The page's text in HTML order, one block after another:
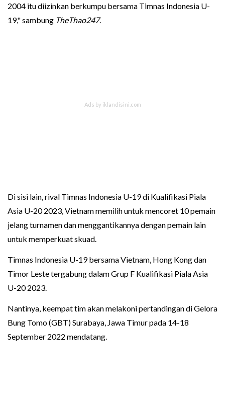
2004 itu diizinkan berkumpu bersama Timnas Indonesia U-
19," sambung TheThao247.
Di sisi lain, rival Timnas Indonesia U-19 di Kualifikasi Piala
Asia U-20 2023, Vietnam memilih untuk mencoret 10 pemain
jelang turnamen dan menggantikannya dengan pemain lain
untuk memperkuat skuad.
Timnas Indonesia U-19 bersama Vietnam, Hong Kong dan
Timor Leste tergabung dalam Grup F Kualifikasi Piala Asia
U-20 2023.
Nantinya, keempat tim akan melakoni pertandingan di Gelora
Bung Tomo (GBT) Surabaya, Jawa Timur pada 14-18
September 2022 mendatang.